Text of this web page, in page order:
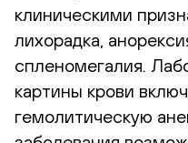
клиническими
лихорадка,
спленомегалия.
картины крови
гемолитическую